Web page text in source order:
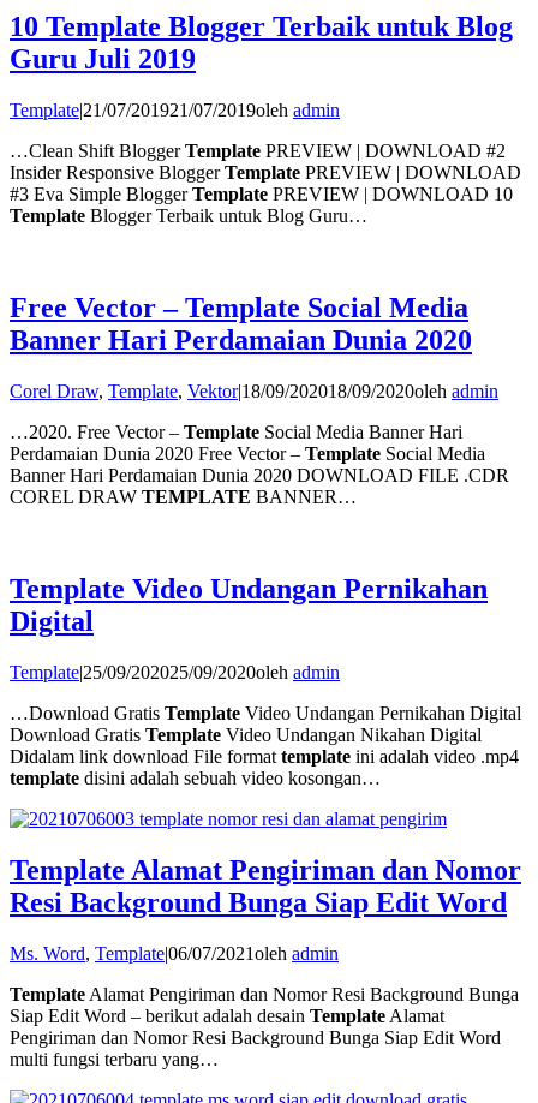
10 Template Blogger Terbaik untuk Blog
Guru Juli 2019
Template|21/07/201921/07/2019oleh admin
…Clean Shift BloggerTemplate PREVIEW | DOWNLOAD #2
Insider Responsive BloggerTemplate PREVIEW | DOWNLOAD
#3 Eva Simple BloggerTemplate PREVIEW | DOWNLOAD 10
Template Blogger Terbaik untuk Blog Guru…
Free Vector – Template Social Media
Banner Hari Perdamaian Dunia 2020
Corel Draw, Template, Vektor|18/09/202018/09/2020oleh admin
…2020. Free Vector – Template Social Media Banner Hari
Perdamaian Dunia 2020 Free Vector – Template Social Media
Banner Hari Perdamaian Dunia 2020 DOWNLOAD FILE .CDR
COREL DRAW TEMPLATE BANNER…
Template Video Undangan Pernikahan
Digital
Template|25/09/202025/09/2020oleh admin
…Download Gratis Template Video Undangan Pernikahan Digital
Download Gratis Template Video Undangan Nikahan Digital
Didalam link download File format template ini adalah video .mp4
template disini adalah sebuah video kosongan…
Template Alamat Pengiriman dan Nomor
Resi Background Bunga Siap Edit Word
Ms. Word, Template|06/07/2021oleh admin
Template Alamat Pengiriman dan Nomor Resi Background Bunga
Siap Edit Word – berikut adalah desain Template Alamat
Pengiriman dan Nomor Resi Background Bunga Siap Edit Word
multi fungsi terbaru yang…